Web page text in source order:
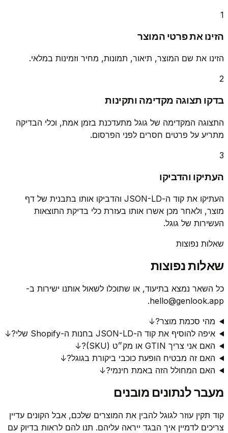
1
הזינו את פרטי המוצר
הזינו את שם המוצר, תיאור, תמונות, מחיר וזמינות במלאי.
2
בדקו תצוגה מקדימה ותקינות
התצוגה המקדימה של גוגל מתעדכנת בזמן אמת, וכלי הבדיקה
מתריע על פרטים חסרים לפני הפרסום.
3
העתיקו והדביקו
העתיקו את קוד ה-JSON-LD והדביקו אותו בתבנית של דף
מוצר, ולאחר מכן אשרו אותו בעזרת כלי בדיקת התוצאות
העשירות של גוגל.
שאלות נפוצות
שאלות נפוצות
כל השאר נמצא בתיעוד, או שתוכלו לשאול אותנו ישירות ב-
hello@genlook.app.
מהי סכמת מוצר?↓
איפה להוסיף את קוד ה-JSON-LD בחנות ה-Shopify שלי?
↓
האם אני צריך GTIN או מק״ט (SKU)?
↓
האם זה מבטיח הופעת כוכבי ביקורת בגוגל?↓
האם המחולל הזה באמת חינמי?↓
מעבר לנתונים מובנים
קוד תקין עוזר לגוגל להבין את המוצרים שלכם, אבל הקונים עדיין
צריכים לדמיין איך הבגד ייראה עליהם. תנו להם לראות בדיוק עם